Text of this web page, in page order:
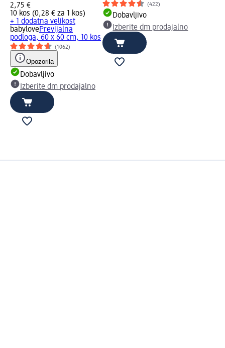
2,75 €
10 kos (0,28 € za 1 kos)
+ 1 dodatna velikost
babylovePrevijalna
podloga, 60 x 60 cm, 10 kos
(1062)
Opozorila
Dobavljivo
Izberite dm prodajalno
(422)
Dobavljivo
Izberite dm prodajalno